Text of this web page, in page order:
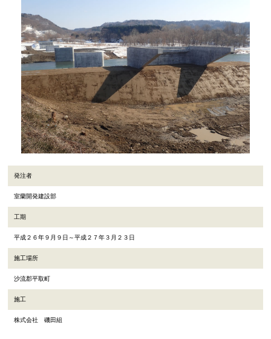
発注者
室蘭開発建設部
工期
平成２６年９月９日～平成２７年３月２３日
施工場所
沙流郡平取町
施工
株式会社 磯田組